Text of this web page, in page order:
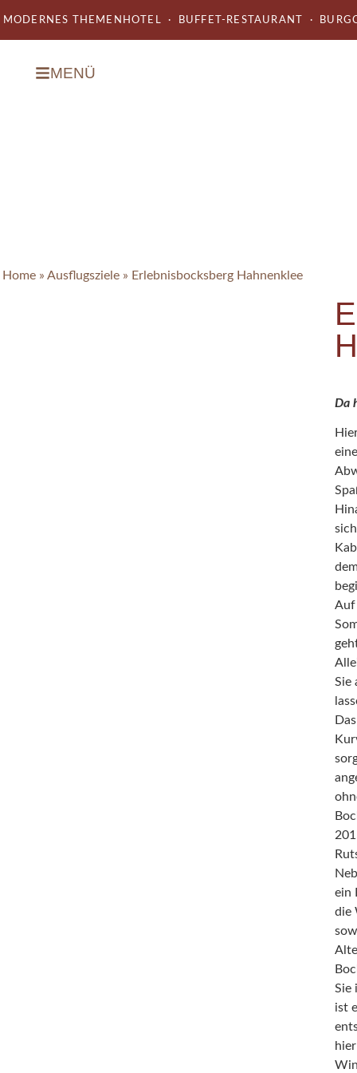
MODERNES THEMENHOTEL · BUFFET-RESTAURANT ·
MENÜ
Home» Ausflugsziele» Erlebnisbocksberg Hahnenklee
Da
Auf
Sie
ein
die
Sie
ist